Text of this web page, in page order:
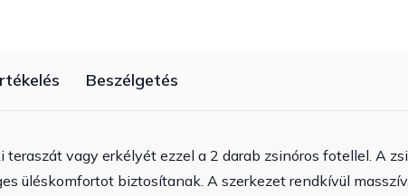
Beszélgetés
teraszát vagy erkélyét ezzel a 2 darab zsinóros fotellel. A
üléskomfortot biztosítanak. A szerkezet rendkívül